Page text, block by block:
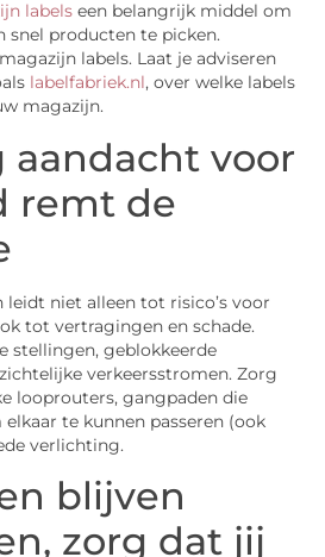
labels een belangrijk middel om
snel producten te picken.
labels. Laat je adviseren
labelfabriek.nl, over welke labels
magazijn.
aandacht voor
remt de
leidt niet alleen tot risico’s voor
tot vertragingen en schade.
stellingen, geblokkeerde
verkeersstromen. Zorg
looprouters, gangpaden die
te kunnen passeren (ook
verlichting.
blijven
zorg dat jij